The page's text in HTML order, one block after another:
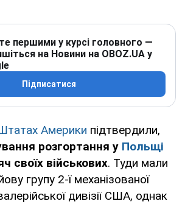
першими у курсі головного —
на Новини на OBOZ.UA у
Підписатися
Америки підтвердили,
розгортання у Польщі
своїх військових. Туди мали
групу 2-ї механізованої
дивізії США, однак